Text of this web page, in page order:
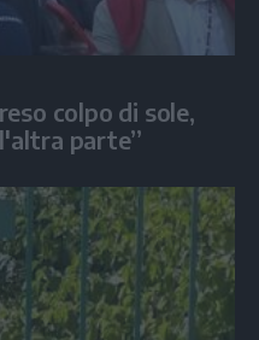
colpo di sole,
parte”